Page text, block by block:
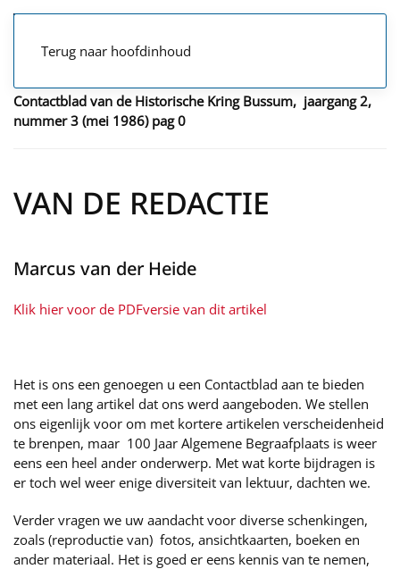
Terug naar hoofdinhoud
Contactblad van de Historische Kring Bussum, jaargang 2,
nummer 3 (mei 1986) pag 0
VAN DE REDACTIE
Marcus van der Heide
Klik hier voor de PDFversie van dit artikel
Het is ons een genoegen u een Contactblad aan te bieden
met een lang artikel dat ons werd aangeboden. We stellen
ons eigenlijk voor om met kortere artikelen verscheidenheid
te brenpen, maar 100 Jaar Algemene Begraafplaats is weer
eens een heel ander onderwerp. Met wat korte bijdragen is
er toch wel weer enige diversiteit van lektuur, dachten we.
Verder vragen we uw aandacht voor diverse schenkingen,
zoals (reproductie van) fotos, ansichtkaarten, boeken en
ander materiaal. Het is goed er eens kennis van te nemen,